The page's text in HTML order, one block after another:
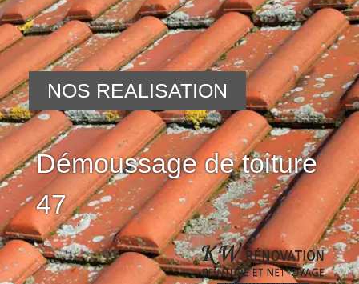
Démoussage de toiture
47
NOS REALISATION